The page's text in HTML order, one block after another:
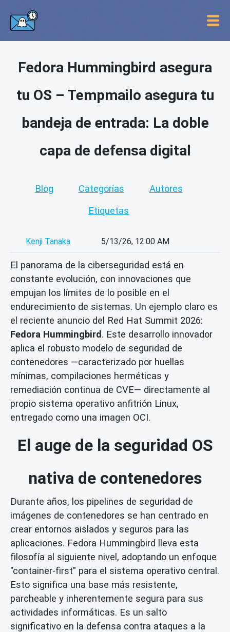
Fedora Hummingbird asegura
tu OS – Tempmailo asegura tu
bandeja de entrada: La doble
capa de defensa digital
Blog Categorías Autores
Etiquetas
Kenji Tanaka 5/13/26, 12:00 AM
El panorama de la ciberseguridad está en
constante evolución, con innovaciones que
empujan los límites de lo posible en el
endurecimiento de sistemas. Un ejemplo claro es
el reciente anuncio del Red Hat Summit 2026:
Fedora Hummingbird. Este desarrollo innovador
aplica el robusto modelo de seguridad de
contenedores —caracterizado por huellas
mínimas, compilaciones herméticas y
remediación continua de CVE— directamente al
propio sistema operativo anfitrión Linux,
entregado como una imagen OCI.
El auge de la seguridad OS
nativa de contenedores
Durante años, los pipelines de seguridad de
imágenes de contenedores se han centrado en
crear entornos aislados y seguros para las
aplicaciones. Fedora Hummingbird lleva esta
filosofía al siguiente nivel, adoptando un enfoque
"container-first" para el sistema operativo central.
Esto significa una base más resistente,
parcheable y inherentemente segura para sus
actividades informáticas. Es un salto
significativo en la defensa contra ataques a la